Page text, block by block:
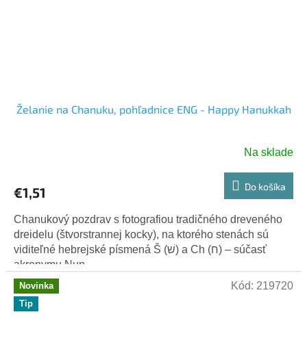
Želanie na Chanuku, pohľadnice ENG - Happy Hanukkah
Na sklade
€1,51 Do košíka
Chanukový pozdrav s fotografiou tradičného dreveného
dreidelu (štvorstrannej kocky), na ktorého stenách sú
viditeľné hebrejské písmená Š (שׁ) a Ch (ח) – súčasť
akronymu Nun,...
Novinka
Tip
Kód: 219720